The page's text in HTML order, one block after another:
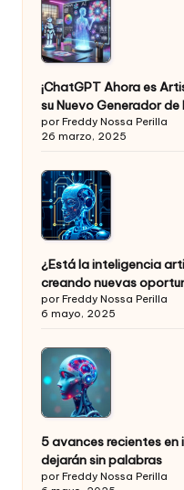
¡ChatGPT Ahora es
su Nuevo Generador de
por Freddy Nossa Perilla
26 marzo, 2025
¿Está la inteligencia
creando nuevas
por Freddy Nossa Perilla
6 mayo, 2025
5 avances recientes
dejarán sin palabras
por Freddy Nossa Perilla